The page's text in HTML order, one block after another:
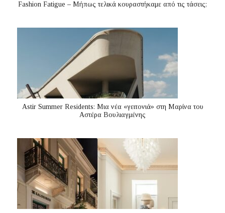
Fashion Fatigue – Μήπως τελικά κουραστήκαμε από τις τάσεις;
Astir Summer Residents: Μια νέα «γειτονιά» στη Μαρίνα του
Αστέρα Βουλιαγμένης